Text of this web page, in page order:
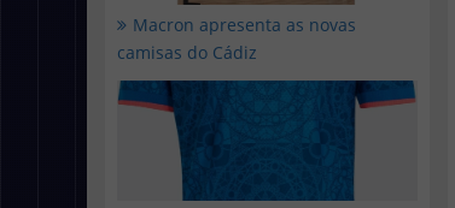
Macron apresenta as novas
camisas do Cádiz